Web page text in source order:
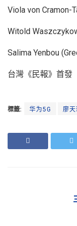
Viola von Cramon-
Witold
Salima Yenbou
台灣《民報》首發
標籤: 华为5G 廖天